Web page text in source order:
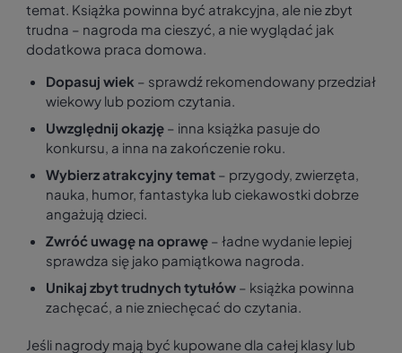
temat. Książka powinna być atrakcyjna, ale nie zbyt
trudna – nagroda ma cieszyć, a nie wyglądać jak
dodatkowa praca domowa.
Dopasuj wiek – sprawdź rekomendowany przedział
wiekowy lub poziom czytania.
Uwzględnij okazję – inna książka pasuje do
konkursu, a inna na zakończenie roku.
Wybierz atrakcyjny temat – przygody, zwierzęta,
nauka, humor, fantastyka lub ciekawostki dobrze
angażują dzieci.
Zwróć uwagę na oprawę – ładne wydanie lepiej
sprawdza się jako pamiątkowa nagroda.
Unikaj zbyt trudnych tytułów – książka powinna
zachęcać, a nie zniechęcać do czytania.
Jeśli nagrody mają być kupowane dla całej klasy lub